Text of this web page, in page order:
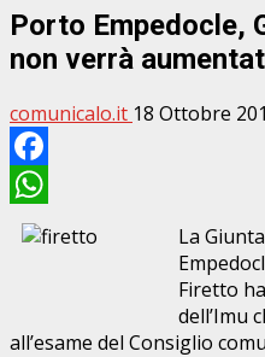
Porto Empedocle,
non verrà
comunicalo.it 18 Ottobre
Facebook
WhatsApp
La
Firetto
dell’Imu
all’esame del Consiglio